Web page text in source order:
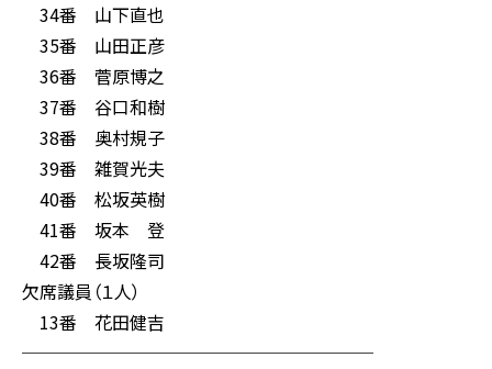
34番 山下直也
35番 山田正彦
36番 菅原博之
37番 谷口和樹
38番 奥村規子
39番 雑賀光夫
40番 松坂英樹
41番 坂本 登
42番 長坂隆司
欠席議員（１人）
13番 花田健吉
────────────────────